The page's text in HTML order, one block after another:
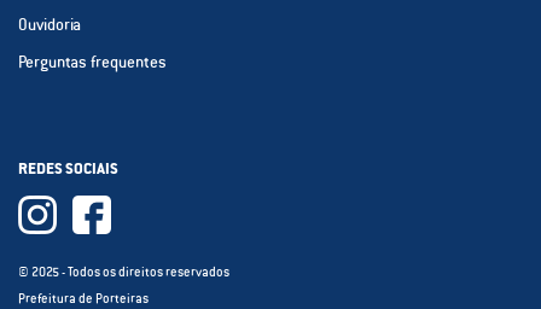
Ouvidoria
Perguntas frequentes
REDES SOCIAIS
© 2025 - Todos os direitos reservados
Prefeitura de Porteiras